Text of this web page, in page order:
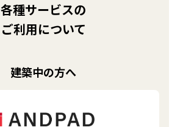
各種サービスの
ご利用について
建築中の方へ